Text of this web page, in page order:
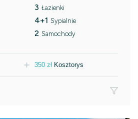
3 Łazienki
4+1 Sypialnie
2 Samochody
350 zł Kosztorys